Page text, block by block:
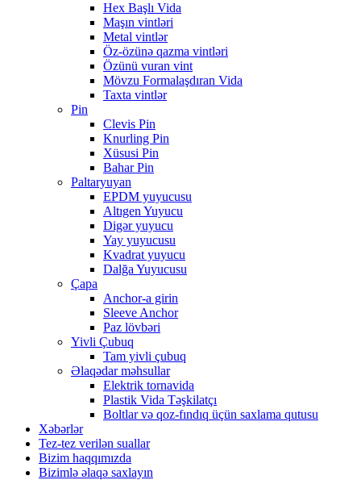
Hex Başlı Vida
Maşın vintləri
Metal vintlər
Öz-özünə qazma vintləri
Özünü vuran vint
Mövzu Formalaşdıran Vida
Taxta vintlər
Pin
Clevis Pin
Knurling Pin
Xüsusi Pin
Bahar Pin
Paltaryuyan
EPDM yuyucusu
Altıgen Yuyucu
Digər yuyucu
Yay yuyucusu
Kvadrat yuyucu
Dalğa Yuyucusu
Çapa
Anchor-a girin
Sleeve Anchor
Paz lövbəri
Yivli Çubuq
Tam yivli çubuq
Əlaqədar məhsullar
Elektrik tornavida
Plastik Vida Təşkilatçı
Boltlar və qoz-fındıq üçün saxlama qutusu
Xəbərlər
Tez-tez verilən suallar
Bizim haqqımızda
Bizimlə əlaqə saxlayın